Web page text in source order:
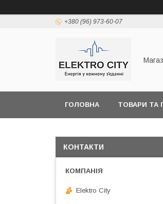
+380 (96) 973-60-07
ГОЛОВНА ТОВАРИ ТА
КОНТАКТИ
Elektro City